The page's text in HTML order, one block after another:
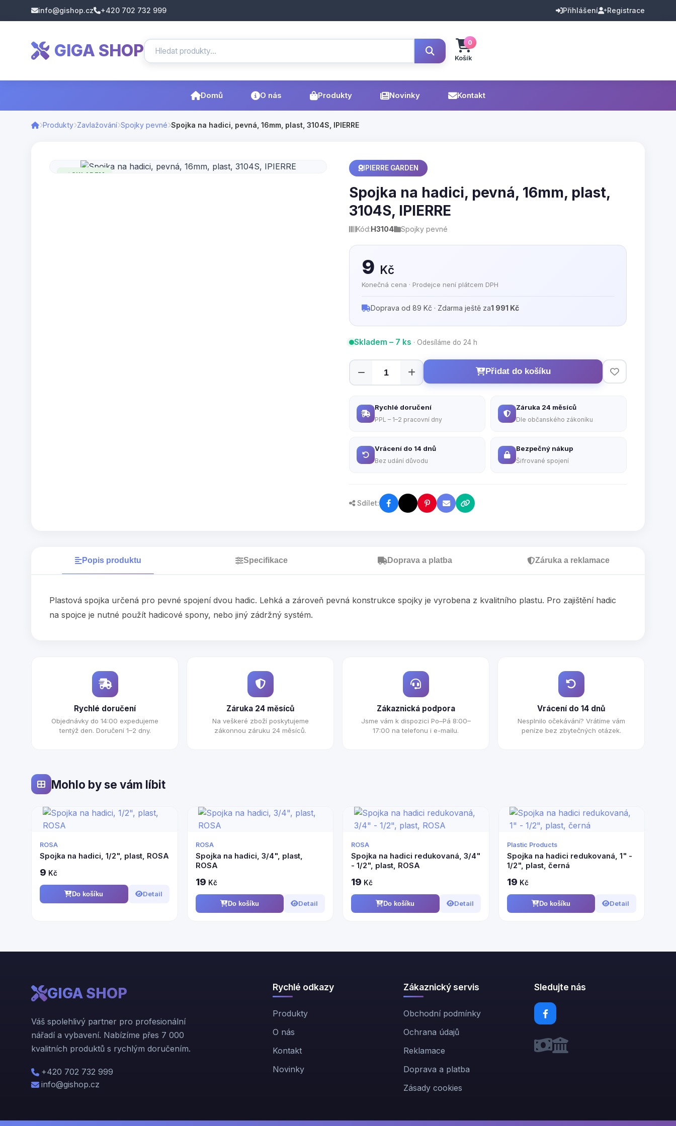
info@gishop.cz +420 702 732 999 Přihlášení Registrace
GIGA SHOP 0
Košík
Domů O nás Produkty Novinky Kontakt
Produkty Zavlažování Spojky pevné Spojka na hadici, pevná, 16mm, plast, 3104S, IPIERRE
SKLADEM
IPIERRE GARDEN
Spojka na hadici, pevná, 16mm, plast,
3104S, IPIERRE
Kód:H3104 Spojky pevné
9 Kč
Konečná cena · Prodejce není plátcem DPH
Doprava od 89 Kč · Zdarma ještě za1 991 Kč
Skladem – 7 ks · Odesíláme do 24 h
Přidat do košíku
Rychlé doručení
PPL – 1–2 pracovní dny
Záruka 24 měsíců
Dle občanského zákoníku
Vrácení do 14 dnů
Bez udání důvodu
Bezpečný nákup
Šifrované spojení
Sdílet:
Popis produktu Specifikace Doprava a platba Záruka a reklamace
Plastová spojka určená pro pevné spojení dvou hadic. Lehká a zároveň pevná konstrukce spojky je vyrobena z kvalitního plastu. Pro zajištění hadic
na spojce je nutné použít hadicové spony, nebo jiný zádržný systém.
Rychlé doručení
Objednávky do 14:00 expedujeme
tentýž den. Doručení 1–2 dny.
Záruka 24 měsíců
Na veškeré zboží poskytujeme
zákonnou záruku 24 měsíců.
Zákaznická podpora
Jsme vám k dispozici Po–Pá 8:00–
17:00 na telefonu i e-mailu.
Vrácení do 14 dnů
Nesplnilo očekávání? Vrátíme vám
peníze bez zbytečných otázek.
Mohlo by se vám líbit
ROSA
Spojka na hadici, 1/2", plast, ROSA
9 Kč
Do košíku Detail
ROSA
Spojka na hadici, 3/4", plast,
ROSA
19 Kč
Do košíku Detail
ROSA
Spojka na hadici redukovaná, 3/4"
- 1/2", plast, ROSA
19 Kč
Do košíku Detail
Plastic Products
Spojka na hadici redukovaná, 1" -
1/2", plast, černá
19 Kč
Do košíku Detail
GIGA SHOP
Váš spolehlivý partner pro profesionální
nářadí a vybavení. Nabízíme přes 7 000
kvalitních produktů s rychlým doručením.
+420 702 732 999
info@gishop.cz
Rychlé odkazy
Produkty
O nás
Kontakt
Novinky
Zákaznický servis
Obchodní podmínky
Ochrana údajů
Reklamace
Doprava a platba
Zásady cookies
Sledujte nás